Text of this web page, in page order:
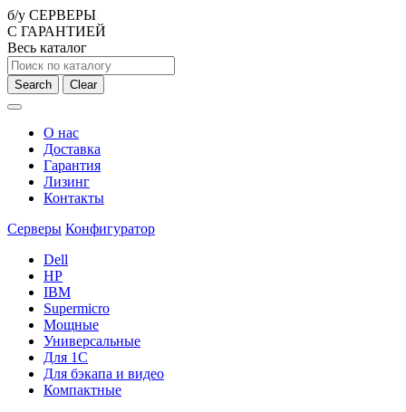
б/у СЕРВЕРЫ
С ГАРАНТИЕЙ
Весь каталог
Search Clear
О нас
Доставка
Гарантия
Лизинг
Контакты
Серверы Конфигуратор
Dell
HP
IBM
Supermicro
Мощные
Универсальные
Для 1С
Для бэкапа и видео
Компактные